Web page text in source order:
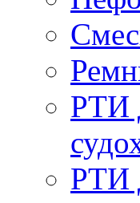
РТИ
РТИ